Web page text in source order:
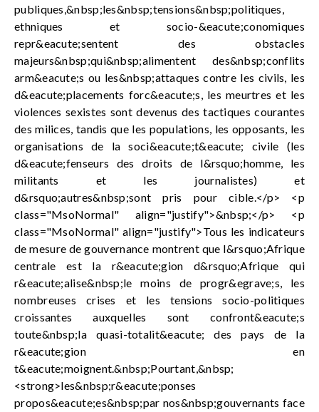
publiques,&nbsp;les&nbsp;tensions&nbsp;politiques,
ethniques et socio-&eacute;conomiques
repr&eacute;sentent des obstacles
majeurs&nbsp;qui&nbsp;alimentent des&nbsp;conflits
arm&eacute;s ou les&nbsp;attaques contre les civils, les
d&eacute;placements forc&eacute;s, les meurtres et les
violences sexistes sont devenus des tactiques courantes
des milices, tandis que les populations, les opposants, les
organisations de la soci&eacute;t&eacute; civile (les
d&eacute;fenseurs des droits de l&rsquo;homme, les
militants et les journalistes) et
d&rsquo;autres&nbsp;sont pris pour cible.</p> <p
class="MsoNormal" align="justify">&nbsp;</p> <p
class="MsoNormal" align="justify">Tous les indicateurs
de mesure de gouvernance montrent que l&rsquo;Afrique
centrale est la r&eacute;gion d&rsquo;Afrique qui
r&eacute;alise&nbsp;le moins de progr&egrave;s, les
nombreuses crises et les tensions socio-politiques
croissantes auxquelles sont confront&eacute;s
toute&nbsp;la quasi-totalit&eacute; des pays de la
r&eacute;gion en
t&eacute;moignent.&nbsp;Pourtant,&nbsp;
<strong>les&nbsp;r&eacute;ponses
propos&eacute;es&nbsp;par nos&nbsp;gouvernants face